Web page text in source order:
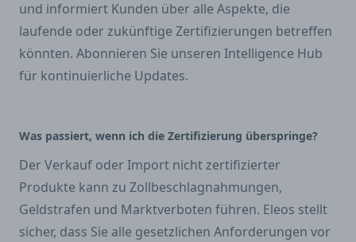
und informiert Kunden über alle Aspekte, die
laufende oder zukünftige Zertifizierungen betreffen
könnten. Abonnieren Sie unseren Intelligence Hub
für kontinuierliche Updates.
Was passiert, wenn ich die Zertifizierung überspringe?
Der Verkauf oder Import nicht zertifizierter
Produkte kann zu Zollbeschlagnahmungen,
Geldstrafen und Marktverboten führen. Eleos stellt
sicher, dass Sie alle gesetzlichen Anforderungen vor